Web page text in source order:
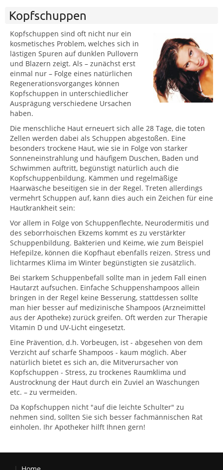
Kopfschuppen
Kopfschuppen sind oft nicht nur ein
kosmetisches Problem, welches sich in
lästigen Spuren auf dunklen Pullovern
und Blazern zeigt. Als – zunächst erst
einmal nur – Folge eines natürlichen
Regenerationsvorganges können
Kopfschuppen in unterschiedlicher
Ausprägung verschiedene Ursachen
haben.
Die menschliche Haut erneuert sich alle 28 Tage, die toten
Zellen werden dabei als Schuppen abgestoßen. Eine
besonders trockene Haut, wie sie in Folge von starker
Sonneneinstrahlung und häufigem Duschen, Baden und
Schwimmen auftritt, begünstigt natürlich auch die
Kopfschuppenbildung. Kämmen und regelmäßige
Haarwäsche beseitigen sie in der Regel. Treten allerdings
vermehrt Schuppen auf, kann dies auch ein Zeichen für eine
Hautkrankheit sein:
Vor allem in Folge von Schuppenflechte, Neurodermitis und
des seborrhoischen Ekzems kommt es zu verstärkter
Schuppenbildung. Bakterien und Keime, wie zum Beispiel
Hefepilze, können die Kopfhaut ebenfalls reizen. Stress und
lichtarmes Klima im Winter begünstigten sie zusätzlich.
Bei starkem Schuppenbefall sollte man in jedem Fall einen
Hautarzt aufsuchen. Einfache Schuppenshampoos allein
bringen in der Regel keine Besserung, stattdessen sollte
man hier besser auf medizinische Shampoos (Arzneimittel
aus der Apotheke) zurück greifen. Oft werden zur Therapie
Vitamin D und UV-Licht eingesetzt.
Eine Prävention, d.h. Vorbeugen, ist - abgesehen von dem
Verzicht auf scharfe Shampoos - kaum möglich. Aber
natürlich bietet es sich an, die Mitverursacher von
Kopfschuppen - Stress, zu trockenes Raumklima und
Austrocknung der Haut durch ein Zuviel an Waschungen
etc. – zu vermeiden.
Da Kopfschuppen nicht "auf die leichte Schulter" zu
nehmen sind, sollten Sie sich besser fachmännischen Rat
einholen. Ihr Apotheker hilft Ihnen gern!